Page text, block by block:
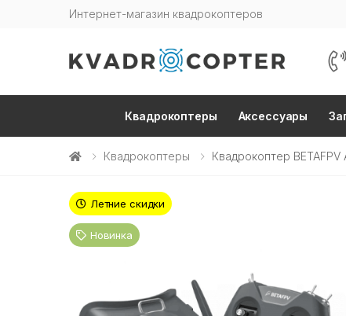
Интернет-магазин квадрокоптеров
Квадрокоптеры Аксессуары
Квадрокоптеры Квадрокоптер
Летние скидки
Новинка